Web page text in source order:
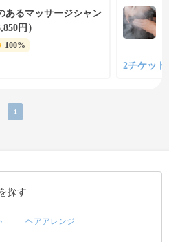
あるマッサージシャン
円）
100%
2チケット
1
探す
ヘアアレンジ